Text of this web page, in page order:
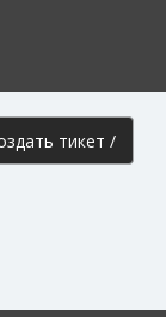
тикет /